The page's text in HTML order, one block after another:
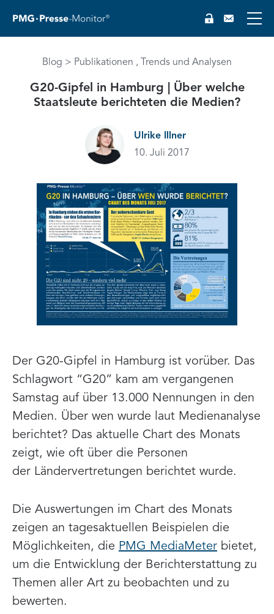
EN
Blog Publikationen Trends und Analysen
G20-Gipfel in Hamburg | Über welche
Staatsleute berichteten die Medien?
Ulrike Illner
10. Juli 2017
Der G20-Gipfel in Hamburg ist vorüber. Das
Schlagwort “G20” kam am vergangenen
Samstag auf über 13.000 Nennungen in den
Medien. Über wen wurde laut Medienanalyse
berichtet? Das aktuelle Chart des Monats
zeigt, wie oft über die Personen
der Ländervertretungen berichtet wurde.
Die Auswertungen im Chart des Monats
zeigen an tagesaktuellen Beispielen die
Möglichkeiten, die PMG MediaMeter bietet,
um die Entwicklung der Berichterstattung zu
Themen aller Art zu beobachten und zu
bewerten.